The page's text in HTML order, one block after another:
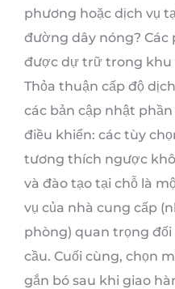
phương hoặc dịch vụ
đường dây nóng?
được dự trữ trong khu
Thỏa thuận cấp độ
các bản cập nhật
điều khiển: các tùy
tương thích ngược
và đào tạo tại chỗ là
vụ của nhà cung cấp
phòng) quan trọng
cầu. Cuối cùng, chọn
gắn bó sau khi giao